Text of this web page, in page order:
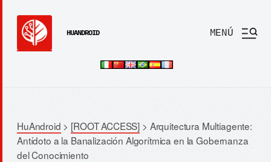
HUANDROID MENÚ
HuAndroid > [ROOT ACCESS] > Arquitectura Multiagente:
Antídoto a la Banalización Algorítmica en la Gobernanza
del Conocimiento